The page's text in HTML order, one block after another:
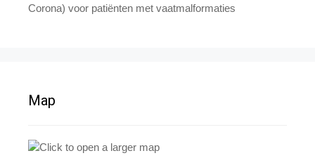
Corona) voor patiënten met vaatmalformaties
Map